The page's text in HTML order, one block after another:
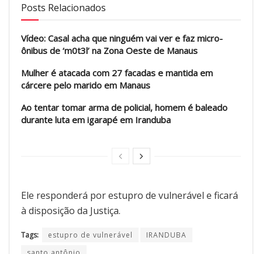
Posts Relacionados
Vídeo: Casal acha que ninguém vai ver e faz micro-
ônibus de ‘m0t3l’ na Zona Oeste de Manaus
Mulher é atacada com 27 facadas e mantida em
cárcere pelo marido em Manaus
Ao tentar tomar arma de policial, homem é baleado
durante luta em igarapé em Iranduba
Ele responderá por estupro de vulnerável e ficará
à disposição da Justiça.
Tags: estupro de vulnerável
IRANDUBA